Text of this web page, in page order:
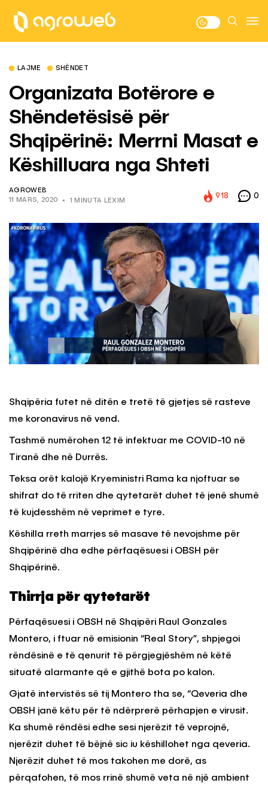
LAJME SHËNDET
Organizata Botërore e
Shëndetësisë për
Shqipërinë: Merrni Masat e
Këshilluara nga Shteti
AGROWEB
11 MARS, 2020
1 MINUTA LEXIM
918 0
Shqipëria futet në ditën e tretë të gjetjes së rasteve
me koronavirus në vend.
Tashmë numërohen 12 të infektuar me COVID-10 në
Tiranë dhe në Durrës.
Teksa orët kalojë Kryeministri Rama ka njoftuar se
shifrat do të rriten dhe qytetarët duhet të jenë shumë
të kujdesshëm në veprimet e tyre.
Këshilla rreth marrjes së masave të nevojshme për
Shqipërinë dha edhe përfaqësuesi i OBSH për
Shqipërinë.
Thirrja për qytetarët
Përfaqësuesi i OBSH në Shqipëri Raul Gonzales
Montero, i ftuar në emisionin “Real Story”, shpjegoi
rëndësinë e të qenurit të përgjegjëshëm në këtë
situatë alarmante që e gjithë bota po kalon.
Gjatë intervistës së tij Montero tha se, “Qeveria dhe
OBSH janë këtu për të ndërprerë përhapjen e virusit.
Ka shumë rëndësi edhe sesi njerëzit të veprojnë,
njerëzit duhet të bëjnë sic iu këshillohet nga qeveria.
Njerëzit duhet të mos takohen me dorë, as
përqafohen, të mos rrinë shumë veta në një ambient